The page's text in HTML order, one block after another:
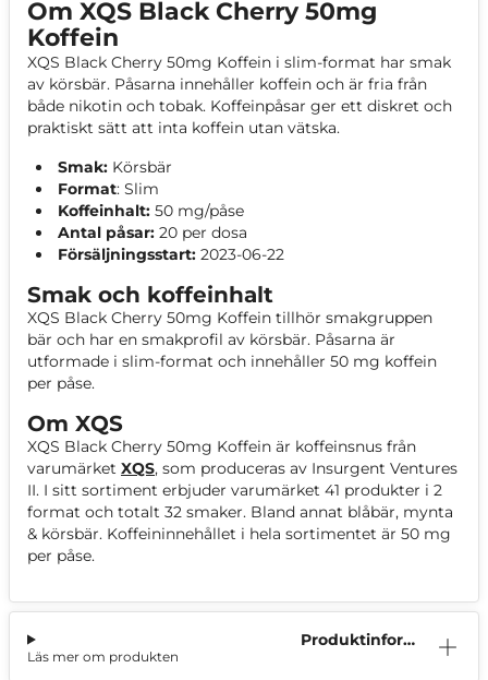
Om XQS Black Cherry 50mg
Koffein
XQS Black Cherry 50mg Koffein i slim-format har smak
av körsbär. Påsarna innehåller koffein och är fria från
både nikotin och tobak. Koffeinpåsar ger ett diskret och
praktiskt sätt att inta koffein utan vätska.
Smak: Körsbär
Format: Slim
Koffeinhalt: 50 mg/påse
Antal påsar: 20 per dosa
Försäljningsstart: 2023-06-22
Smak och koffeinhalt
XQS Black Cherry 50mg Koffein tillhör smakgruppen
bär och har en smakprofil av körsbär. Påsarna är
utformade i slim-format och innehåller 50 mg koffein
per påse.
Om XQS
XQS Black Cherry 50mg Koffein är koffeinsnus från
varumärket XQS, som produceras av Insurgent Ventures
II. I sitt sortiment erbjuder varumärket 41 produkter i 2
format och totalt 32 smaker. Bland annat blåbär, mynta
& körsbär. Koffeininnehållet i hela sortimentet är 50 mg
per påse.
Produktinform
Läs mer om produkten